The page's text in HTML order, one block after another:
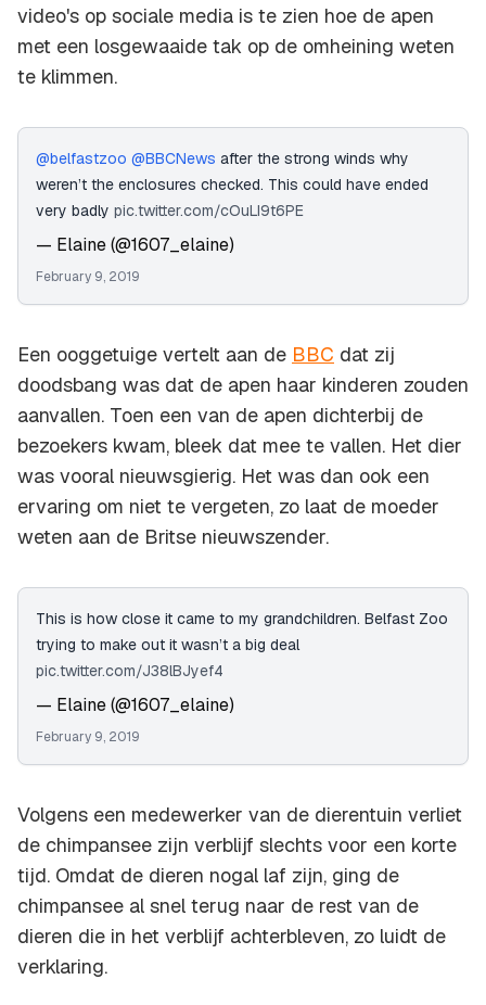
video's op sociale media is te zien hoe de apen
met een losgewaaide tak op de omheining weten
te klimmen.
@belfastzoo @BBCNews after the strong winds why
weren’t the enclosures checked. This could have ended
very badly pic.twitter.com/cOuLI9t6PE
— Elaine (@1607_elaine)
February 9, 2019
Een ooggetuige vertelt aan de BBC dat zij
doodsbang was dat de apen haar kinderen zouden
aanvallen. Toen een van de apen dichterbij de
bezoekers kwam, bleek dat mee te vallen. Het dier
was vooral nieuwsgierig. Het was dan ook een
ervaring om niet te vergeten, zo laat de moeder
weten aan de Britse nieuwszender.
This is how close it came to my grandchildren. Belfast Zoo
trying to make out it wasn’t a big deal
pic.twitter.com/J38lBJyef4
— Elaine (@1607_elaine)
February 9, 2019
Volgens een medewerker van de dierentuin verliet
de chimpansee zijn verblijf slechts voor een korte
tijd. Omdat de dieren nogal laf zijn, ging de
chimpansee al snel terug naar de rest van de
dieren die in het verblijf achterbleven, zo luidt de
verklaring.